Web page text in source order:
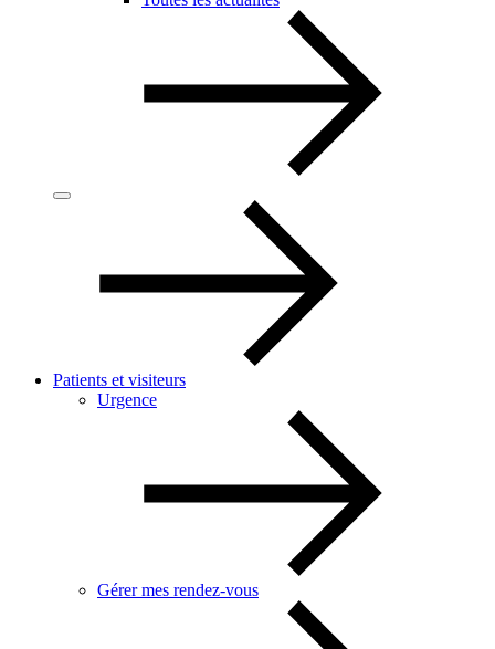
Patients et visiteurs
Urgence
Gérer mes rendez-vous